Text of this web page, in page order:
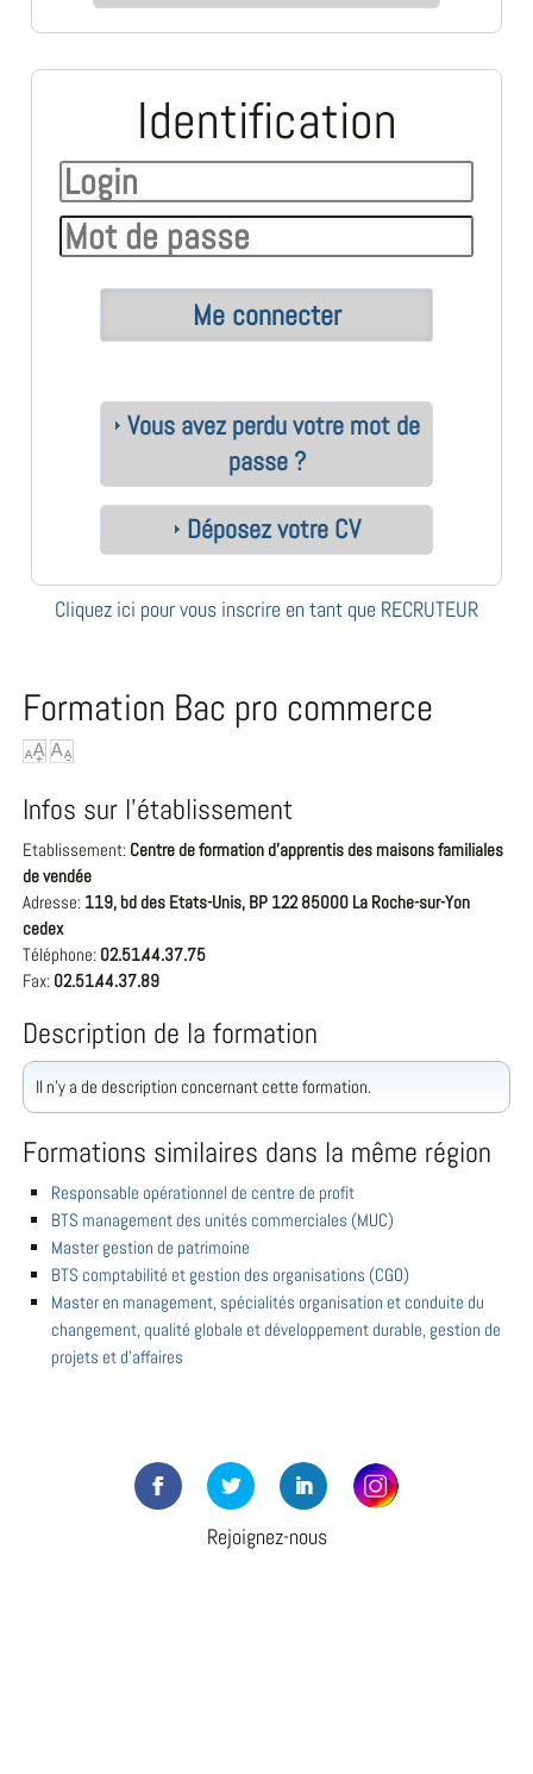
Identification
Vous avez perdu votre mot de
passe ?
Déposez votre CV
Cliquez ici pour vous inscrire en tant que RECRUTEUR
Formation Bac pro commerce
Infos sur l'établissement
Etablissement: Centre de formation d'apprentis des maisons familiales
de vendée
Adresse: 119, bd des Etats-Unis, BP 122 85000 La Roche-sur-Yon
cedex
Téléphone: 02.51.44.37.75
Fax: 02.51.44.37.89
Description de la formation
Il n'y a de description concernant cette formation.
Formations similaires dans la même région
Responsable opérationnel de centre de profit
BTS management des unités commerciales (MUC)
Master gestion de patrimoine
BTS comptabilité et gestion des organisations (CGO)
Master en management, spécialités organisation et conduite du
changement, qualité globale et développement durable, gestion de
projets et d'affaires
Rejoignez-nous